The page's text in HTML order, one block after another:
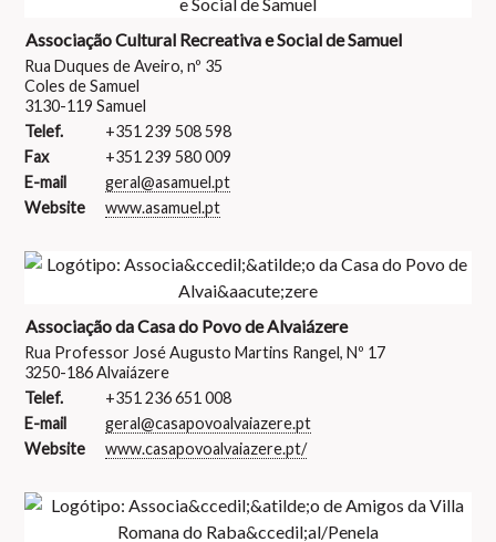
Associação Cultural Recreativa e Social de Samuel
Rua Duques de Aveiro, nº 35
Coles de Samuel
3130-119 Samuel
Telef.
+351 239 508 598
Fax
+351 239 580 009
E-mail
geral@asamuel.pt
Website
www.asamuel.pt
Associação da Casa do Povo de Alvaiázere
Rua Professor José Augusto Martins Rangel, Nº 17
3250-186 Alvaiázere
Telef.
+351 236 651 008
E-mail
geral@casapovoalvaiazere.pt
Website
www.casapovoalvaiazere.pt/